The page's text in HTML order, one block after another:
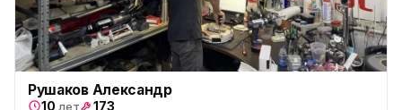
ю
Юмедиа в Купчино
ул. Будапештская, 87-3
ю ул. Тверская 60, Колпино
Рушаков Александр
10 лет 173